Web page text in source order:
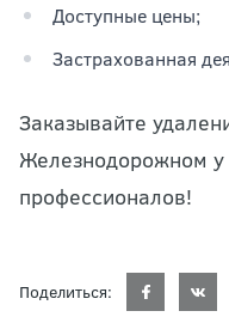
Доступные цены;
Застрахованная
Заказывайте
Железнодорожном у
профессионалов!
Поделиться: